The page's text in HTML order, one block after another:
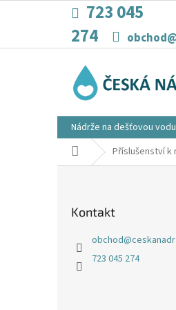
723 045
274
Nádrže na dešťovou vodu
Domů Příslušenství k
Kontakt
obchod@
723 045 274